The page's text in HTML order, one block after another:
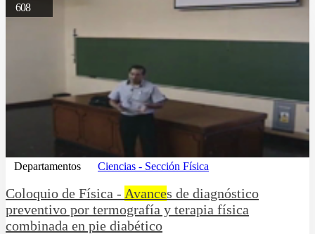
608
Departamentos Ciencias - Sección Física
Coloquio de Física - Avances de diagnóstico
preventivo por termografía y terapia física
combinada en pie diabético